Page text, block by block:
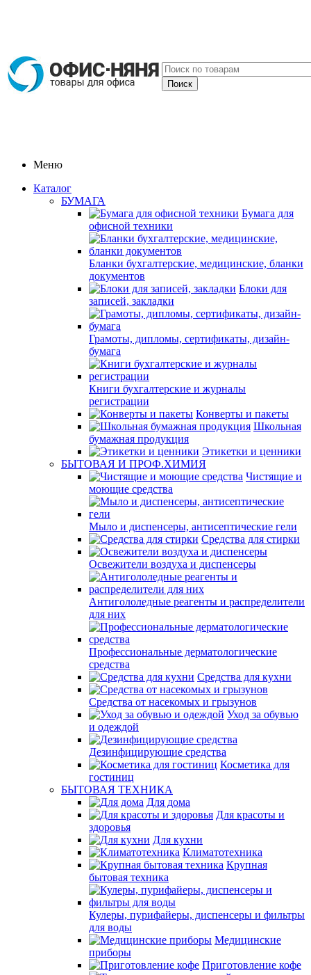
Меню
Каталог
БУМАГА
Бумага для
офисной техники
Бланки бухгалтерские, медицинские, бланки
документов
Блоки для
записей, закладки
Грамоты, дипломы, сертификаты, дизайн-
бумага
Книги бухгалтерские и журналы
регистрации
Конверты и пакеты
Школьная
бумажная продукция
Этикетки и ценники
БЫТОВАЯ И ПРОФ.ХИМИЯ
Чистящие и
моющие средства
Мыло и диспенсеры, антисептические гели
Средства для стирки
Освежители воздуха и диспенсеры
Антигололедные реагенты и распределители
для них
Профессиональные дерматологические
средства
Средства для кухни
Средства от насекомых и грызунов
Уход за обувью
и одеждой
Дезинфицирующие средства
Косметика для
гостиниц
БЫТОВАЯ ТЕХНИКА
Для дома
Для красоты и
здоровья
Для кухни
Климатотехника
Крупная
бытовая техника
Кулеры, пурифайеры, диспенсеры и фильтры
для воды
Медицинские
приборы
Приготовление кофе